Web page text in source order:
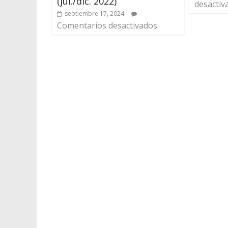
septiembre 17, 2024
Comentarios desactivados